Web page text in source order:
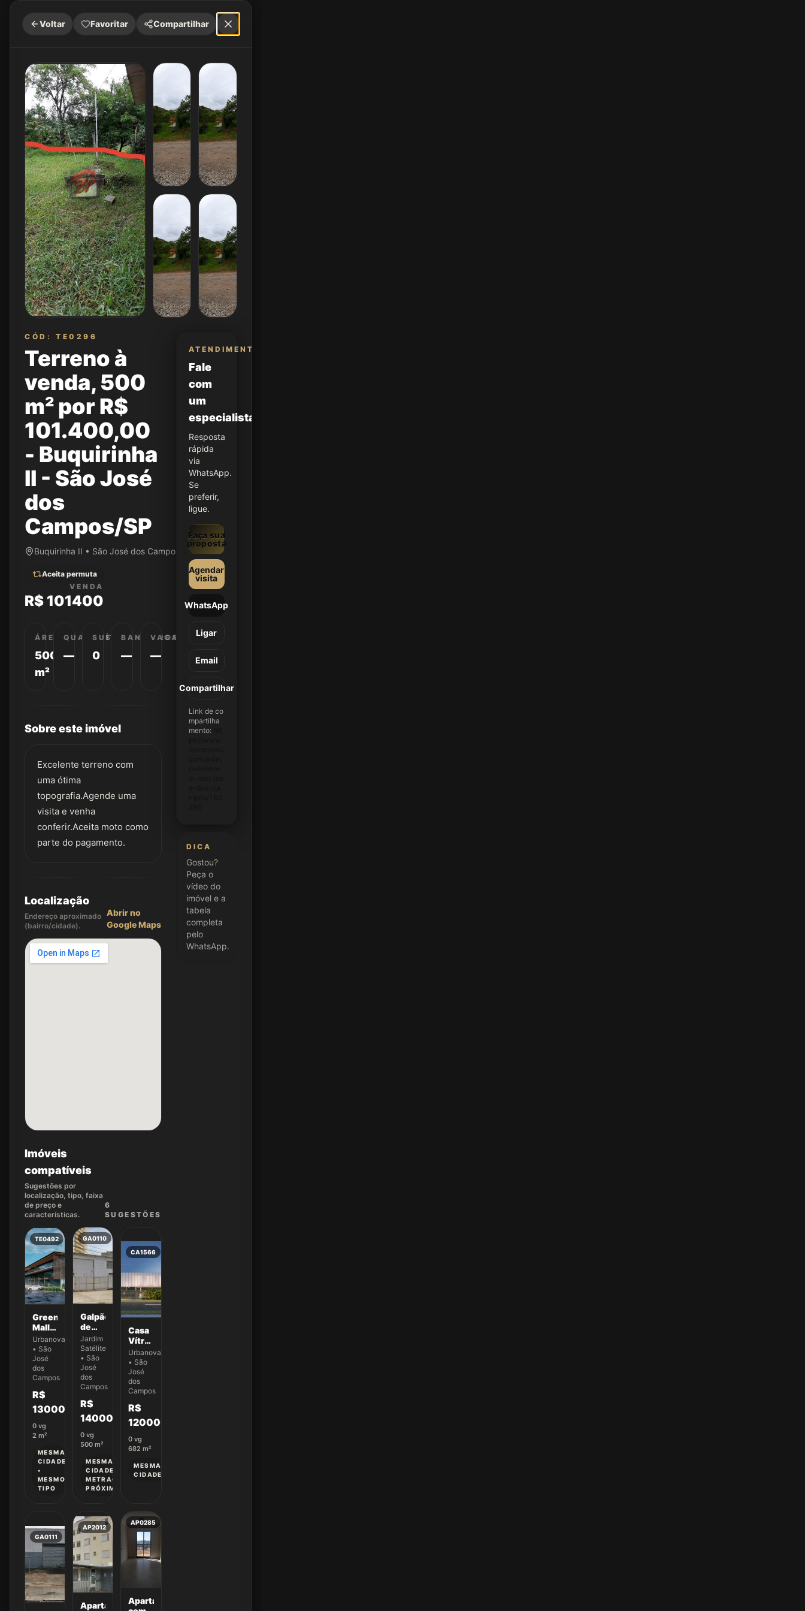
Voltar Favoritar Compartilhar
CÓD: TE0296
Terreno à
venda, 500
m² por R$
101.400,00
- Buquirinha
II - São José
dos
Campos/SP
Buquirinha II • São José dos Campos/SP
Aceita permuta
VENDA
R$ 101400
ÁREA
500
m²
QUARTOS
—
SUÍTES
0
BANHEIROS
—
VAGAS
—
Sobre este imóvel
Excelente terreno com
uma ótima
topografia.Agende uma
visita e venha
conferir.Aceita moto como
parte do pagamento.
Localização
Endereço aproximado
(bairro/cidade).
Abrir no
Google Maps
Imóveis
compatíveis
Sugestões por
localização, tipo, faixa
de preço e
características.
6
SUGESTÕES
TE0492
Green
Mall -
Urbanova
Com
o
Projeto
já
aprovado
Urbanova
• São
José
dos
Campos
R$
13000000
0 vg
2 m²
MESMA
CIDADE
•
MESMO
TIPO
GA0110
Galpão
de
500
m²
para
locação
no
Jardim
Satélite
Jardim
Satélite
• São
José
dos
Campos
R$
14000
/mês
0 vg
500 m²
MESMA
CIDADE •
METRAGEM
PRÓXIMA
CA1566
Casa
Vítrea
localizada
no
cond.
Jardins
Das
Nações
Maldivas
lote
188 -
Stemmi
Ativos
Urbanova
• São
José
dos
Campos
R$
12000000
0 vg
682 m²
MESMA
CIDADE
GA0111
AP2012
Apartamento
AP0285
Apartamento
ATENDIMENTO
Fale
com
um
especialista
Resposta
rápida
via
WhatsApp.
Se
preferir,
ligue.
Faça sua
proposta
Agendar
visita
WhatsApp
Ligar
Email
Compartilhar
Link de co
mpartilha
mento:
DICA
Gostou?
Peça o
vídeo do
imóvel e a
tabela
completa
pelo
WhatsApp.